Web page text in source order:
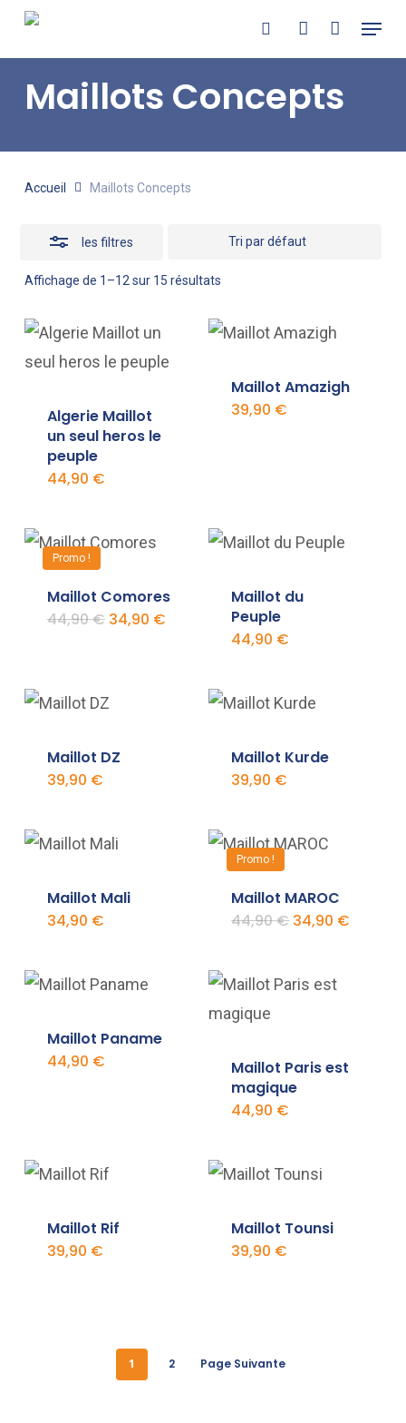
Skip
content
rechercheaccount
Menu
Maillots Concepts
Accueil Maillots Concepts
les filtres
Affichage de 1–12 sur 15 résultats
Masquer
filtres
Algerie Maillot
un seul heros le
peuple
44,90 €
Maillot Amazigh
39,90 €
Promo !
Maillot Comores
44,90€ Le
prix
34,90 €Le
Maillot du
Peuple
44,90 €
Maillot DZ
39,90 €
Maillot Kurde
39,90 €
Maillot Mali
34,90 €
Promo !
Maillot MAROC
44,90€ Le
prix
44,90 €.
34,90 €
Maillot Paname
44,90 €
Maillot Paris est
magique
44,90 €
Maillot Rif
39,90 €
Maillot Tounsi
39,90 €
1 2 Page Suivante